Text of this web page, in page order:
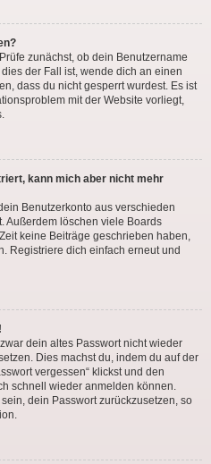
zunächst, ob dein Benutzername
der Fall ist, wende dich an einen
dass du nicht gesperrt wurdest. Es ist
mit der Website vorliegt,
kann mich aber nicht mehr
Benutzerkonto aus verschieden
Außerdem löschen viele Boards
keine Beiträge geschrieben haben,
Registriere dich einfach erneut und
dein altes Passwort nicht wieder
Dies machst du, indem du auf der
vergessen“ klickst und den
schnell wieder anmelden können.
dein Passwort zurückzusetzen, so